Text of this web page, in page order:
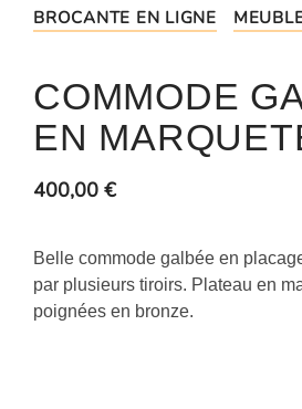
BROCANTE EN LIGNE
COMMODE
EN
400,00 €
Belle commode galbée en
par plusieurs tiroirs. Plateau en
poignées en bronze.